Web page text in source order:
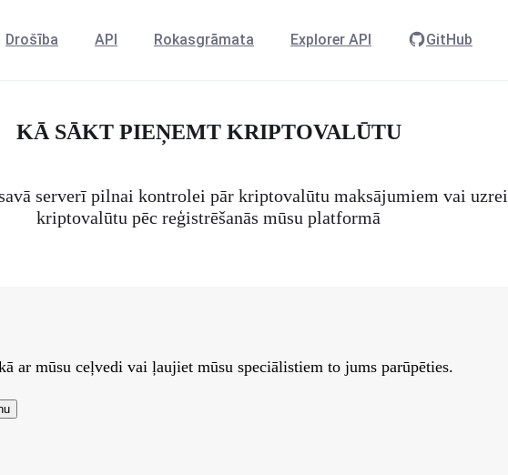
Drošība API Rokasgrāmata Explorer API GitHub
KĀ SĀKT PIEŅEMT KRIPTOVALŪTU
serverī pilnai kontrolei pār kriptovalūtu maksājumiem vai
kriptovalūtu pēc reģistrēšanās mūsu platformā
ar mūsu ceļvedi vai ļaujiet mūsu speciālistiem to jums parūpēties.